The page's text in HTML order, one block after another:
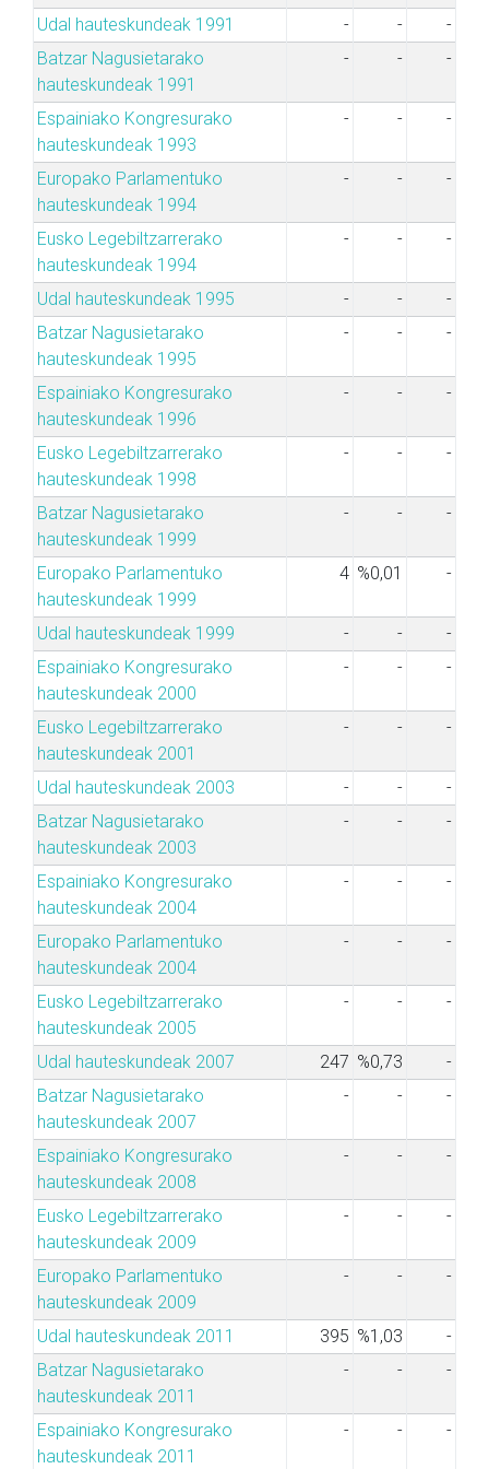
Udal hauteskundeak 1991
- -
-
Batzar Nagusietarako
hauteskundeak 1991
- - -
Espainiako Kongresurako
hauteskundeak 1993
- - -
Europako Parlamentuko
hauteskundeak 1994
- - -
Eusko Legebiltzarrerako
hauteskundeak 1994
- - -
Udal hauteskundeak 1995 - -
-
Batzar Nagusietarako
hauteskundeak 1995
- - -
Espainiako Kongresurako
hauteskundeak 1996
- - -
Eusko Legebiltzarrerako
hauteskundeak 1998
- - -
Batzar Nagusietarako
hauteskundeak 1999
- - -
Europako Parlamentuko
hauteskundeak 1999
4 %0,01 -
Udal hauteskundeak 1999 - -
-
Espainiako Kongresurako
hauteskundeak 2000
- - -
Eusko Legebiltzarrerako
hauteskundeak 2001
- - -
Udal hauteskundeak 2003 - -
-
Batzar Nagusietarako
hauteskundeak 2003
- - -
Espainiako Kongresurako
hauteskundeak 2004
- - -
Europako Parlamentuko
hauteskundeak 2004
- - -
Eusko Legebiltzarrerako
hauteskundeak 2005
- - -
Udal hauteskundeak 2007 247 %0,73
-
Batzar Nagusietarako
hauteskundeak 2007
- - -
Espainiako Kongresurako
hauteskundeak 2008
- - -
Eusko Legebiltzarrerako
hauteskundeak 2009
- - -
Europako Parlamentuko
hauteskundeak 2009
- - -
Udal hauteskundeak 2011 395 %1,03
-
Batzar Nagusietarako
hauteskundeak 2011
- - -
Espainiako Kongresurako
hauteskundeak 2011
- - -